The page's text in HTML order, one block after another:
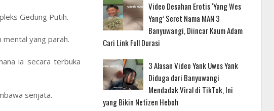
Gedung Putih.
mental yang parah.
ia secara terbuka
senjata.
Video Desahan Erotis ‘Yang Wes
Yang’ Seret Nama MAN 3
Banyuwangi, Diincar Kaum Adam
Cari Link Full Durasi
3 Alasan Video Yank Uwes Yank
Diduga dari Banyuwangi
Mendadak Viral di TikTok, Ini
yang Bikin Netizen Heboh